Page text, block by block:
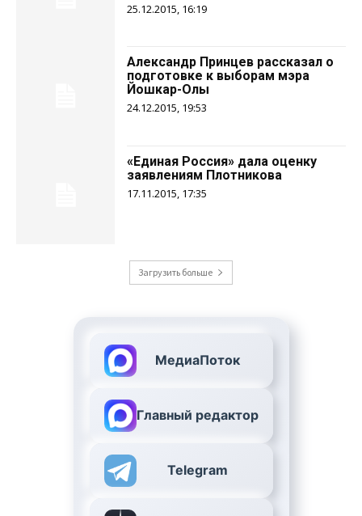
25.12.2015, 16:19
Александр Принцев рассказал о
подготовке к выборам мэра
Йошкар-Олы
24.12.2015, 19:53
«Единая Россия» дала оценку
заявлениям Плотникова
17.11.2015, 17:35
Загрузить больше
МедиаПоток
Главный редактор
Telegram